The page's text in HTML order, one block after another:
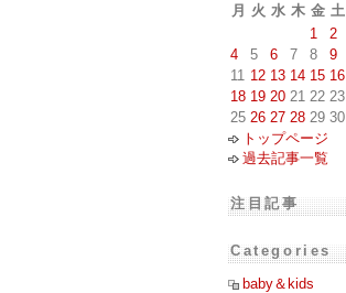
月
火 水 木 金 土
1
2
4
5 6 7 8 9
11 12 13 14 15 16
18 19 20 21 22 23
25 26 27 28 29 30
トップページ
過去記事一覧
注目記事
Categories
baby＆kids